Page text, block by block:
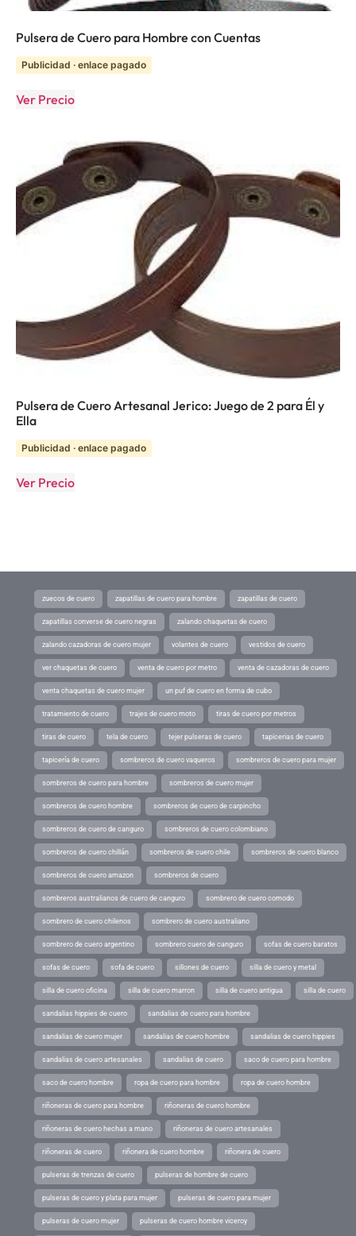
Pulsera de Cuero para Hombre con Cuentas
Publicidad · enlace pagado
Ver Precio
Pulsera de Cuero Artesanal Jerico: Juego de 2 para Él y
Ella
Publicidad · enlace pagado
Ver Precio
zuecos de cuero zapatillas de cuero para hombre zapatillas de cuero
zapatillas converse de cuero negras zalando chaquetas de cuero
zalando cazadoras de cuero mujer volantes de cuero vestidos de cuero
ver chaquetas de cuero venta de cuero por metro venta de cazadoras de cuero
venta chaquetas de cuero mujer un puf de cuero en forma de cubo
tratamiento de cuero trajes de cuero moto tiras de cuero por metros
tiras de cuero tela de cuero tejer pulseras de cuero tapicerias de cuero
tapicería de cuero sombreros de cuero vaqueros sombreros de cuero para mujer
sombreros de cuero para hombre sombreros de cuero mujer
sombreros de cuero hombre sombreros de cuero de carpincho
sombreros de cuero de canguro sombreros de cuero colombiano
sombreros de cuero chillán sombreros de cuero chile sombreros de cuero blanco
sombreros de cuero amazon sombreros de cuero
sombreros australianos de cuero de canguro sombrero de cuero comodo
sombrero de cuero chilenos sombrero de cuero australiano
sombrero de cuero argentino sombrero cuero de canguro sofas de cuero baratos
sofas de cuero sofa de cuero sillones de cuero silla de cuero y metal
silla de cuero oficina silla de cuero marron silla de cuero antigua silla de cuero
sandalias hippies de cuero sandalias de cuero para hombre
sandalias de cuero mujer sandalias de cuero hombre sandalias de cuero hippies
sandalias de cuero artesanales sandalias de cuero saco de cuero para hombre
saco de cuero hombre ropa de cuero para hombre ropa de cuero hombre
riñoneras de cuero para hombre riñoneras de cuero hombre
riñoneras de cuero hechas a mano riñoneras de cuero artesanales
riñoneras de cuero riñonera de cuero hombre riñonera de cuero
pulseras de trenzas de cuero pulseras de hombre de cuero
pulseras de cuero y plata para mujer pulseras de cuero para mujer
pulseras de cuero mujer pulseras de cuero hombre viceroy